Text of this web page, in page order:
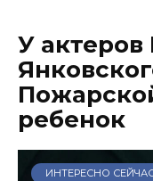
У актеров
ребенок
ИНТЕРЕСНО